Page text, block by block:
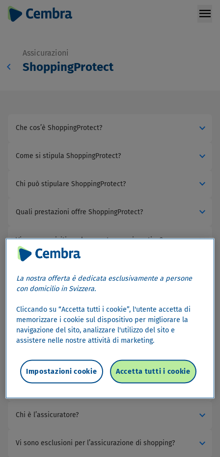
menu
Assicurazioni
chevron_left ShoppingProtect
Che cos’è ShoppingProtect? expand_more
Come si stipula ShoppingProtect? expand_more
Chi può stipulare ShoppingProtect? expand_more
Quali prestazioni offre ShoppingProtect? expand_more
Vi sono requisiti per la copertura assicurativa? expand_more
Dove vale la copertura assicurativa?
Dove posso trovare maggiori informazioni su
Chi è l’assicuratore? expand_more
Vi sono esclusioni per l’assicurazione di shopping? expand_more
La nostra offerta è dedicata esclusivamente a persone
con domicilio in Svizzera.
Cliccando su “Accetta tutti i cookie”, l'utente accetta di
memorizzare i cookie sul dispositivo per migliorare la
navigazione del sito, analizzare l'utilizzo del sito e
assistere nelle nostre attività di marketing.
Accetta tutti i cookie
Impostazioni cookie